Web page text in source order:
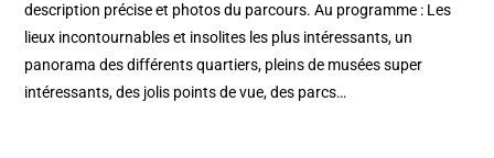
description précise et photos du parcours. Au programme : Les
lieux incontournables et insolites les plus intéressants, un
panorama des différents quartiers, pleins de musées super
intéressants, des jolis points de vue, des parcs…